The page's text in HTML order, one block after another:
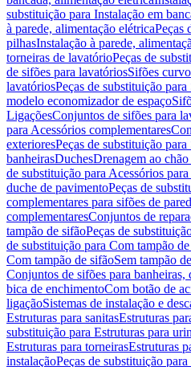
substituição para Instalação em
à parede, alimentação elétricaPeças
pilhasInstalação à parede,
torneiras de lavatórioPeças de
de sifões para lavatóriosSifões
lavatóriosPeças de substituição
modelo economizador de espaço
LigaçõesConjuntos de sifões para
para Acessórios complementares
exterioresPeças de substituição
banheirasDuchesDrenagem ao
de substituição para Acessórios
duche de pavimentoPeças de
complementares para sifões de
complementaresConjuntos de
tampão de sifãoPeças de
de substituição para Com tampão
Com tampão de sifãoSem tampão
Conjuntos de sifões para banheiras,
bica de enchimentoCom botão de
ligaçãoSistemas de instalação e
Estruturas para sanitasEstruturas
substituição para Estruturas para
Estruturas para torneirasEstruturas
instalaçãoPeças de substituição